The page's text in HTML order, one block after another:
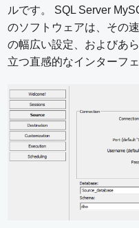
ルです。 SQL Server
のソフトウェアは、その
の幅広い設定、およびあ
立つ直感的なインターフ